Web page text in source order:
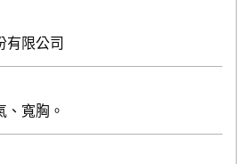
有限公司
、寬胸。